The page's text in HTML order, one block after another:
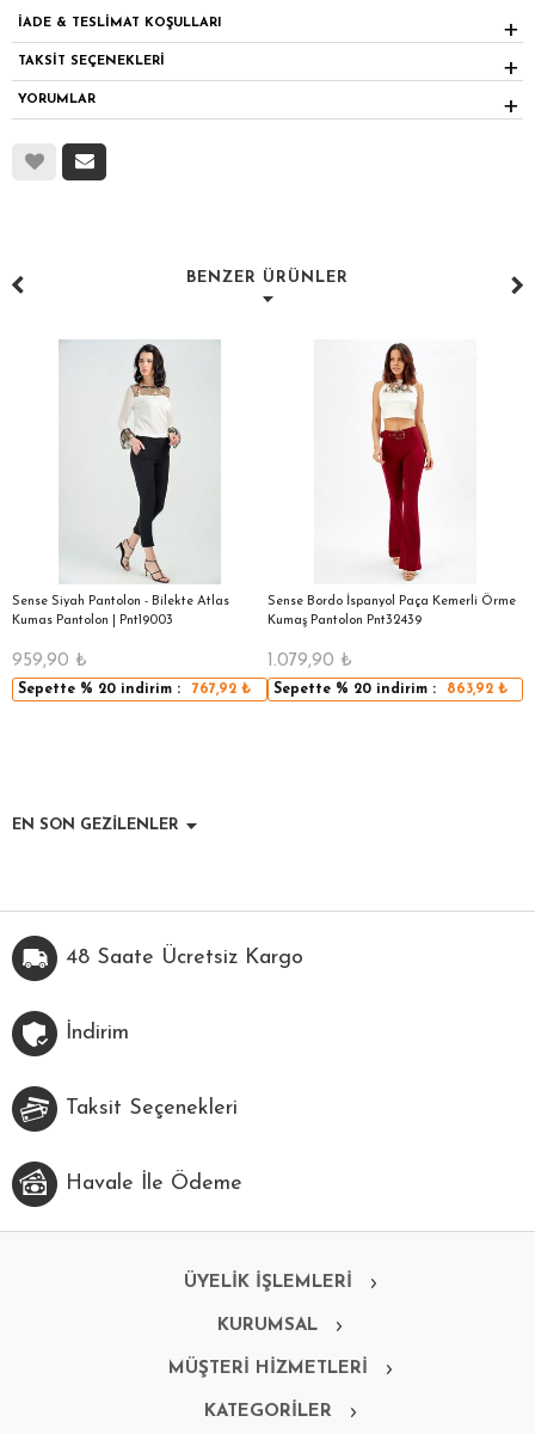
İADE & TESLİMAT KOŞULLARI
TAKSİT SEÇENEKLERİ
YORUMLAR
BENZER ÜRÜNLER
Sense Siyah Pantolon - Bilekte Atlas
Kumas Pantolon | Pnt19003
959,90 ₺
Sepette % 20 indirim : 767,92₺
Sense Bordo İspanyol Paça Kemerli Örme
Kumaş Pantolon Pnt32439
1.079,90 ₺
Sepette % 20 indirim : 863,92₺
EN SON GEZİLENLER
48 Saate Ücretsiz Kargo
İndirim
Taksit Seçenekleri
Havale İle Ödeme
ÜYELİK İŞLEMLERİ
KURUMSAL
MÜŞTERİ HİZMETLERİ
KATEGORİLER